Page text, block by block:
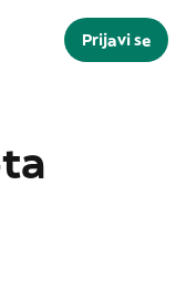
Prijavi se